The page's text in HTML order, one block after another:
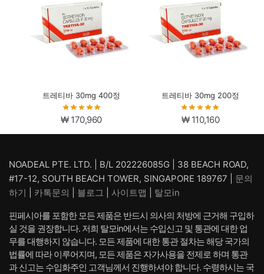
트레티바 30mg 400정
₩170,960
트레티바 30mg 200정
₩110,160
NOADEAL PTE. LTD. | B/L 202226085G | 38 BEACH ROAD,
#17-12, SOUTH BEACH TOWER, SINGAPORE 189767 | 문의
하기
카톡문의 블로그 사이트맵 탈모in
핀페시아를 포함한 모든 제품은 반드시 의사의 처방에 근거해 구입하
실 것을 권장합니다. 저희 탈모in에서는 수입신고 및 통관에 대한 업
무를 대행하지 않습니다. 모든 제품에 대한 통관 절차는 해당 국가의
법률에 따라 이루어지며, 모든 제품은 자가사용을 전제로 하며 통관
과 신고는 수입화주인 고객님께서 진행하셔야 합니다. 수령하시는 국